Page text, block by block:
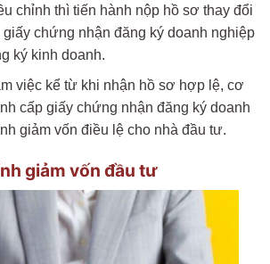
chỉnh thì tiến hành nộp hồ sơ thay đổi
giấy chứng nhận đăng ký doanh nghiệp
ký kinh doanh.
việc kể từ khi nhận hồ sơ hợp lệ, cơ
cấp giấy chứng nhận đăng ký doanh
giảm vốn điều lệ cho nhà đầu tư.
giảm vốn đầu tư